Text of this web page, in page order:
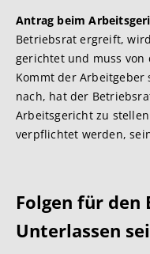
Antrag beim
Betriebsrat ergreift,
gerichtet und muss von
Kommt der
nach, hat der
Arbeitsgericht zu
verpflichtet werden,
Folgen für
Unterlassen